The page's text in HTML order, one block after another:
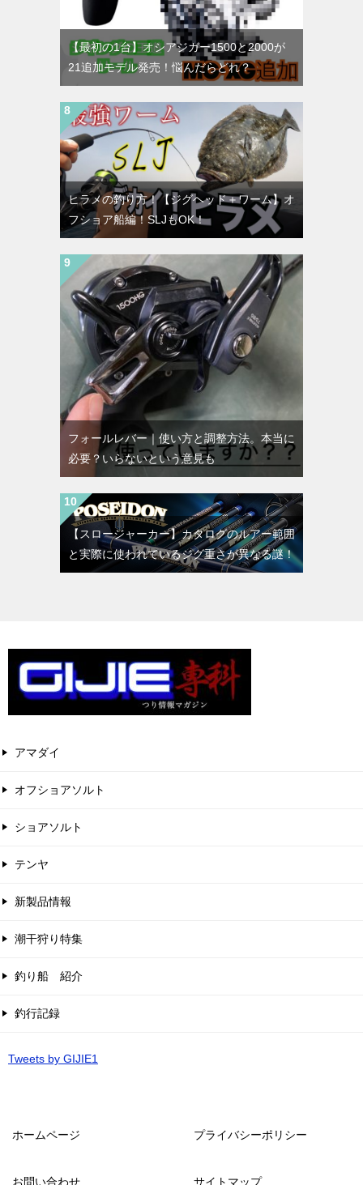
【最初の1台】オシアジガー1500と2000が
21追加モデル発売！悩んだらどれ？
ヒラメの釣り方！【ジグヘッド＋ワーム】オ
フショア船編！SLJもOK！
フォールレバー｜使い方と調整方法。本当に
必要？いらないという意見も
【スロージャーカー】カタログのルアー範囲
と実際に使われているジグ重さが異なる謎！
アマダイ
オフショアソルト
ショアソルト
テンヤ
新製品情報
潮干狩り特集
釣り船 紹介
釣行記録
Tweets by GIJIE1
ホームページ プライバシーポリシー
お問い合わせ サイトマップ